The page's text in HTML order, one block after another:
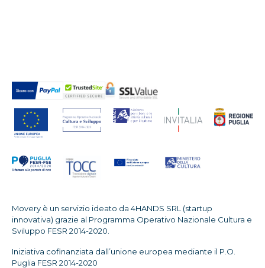
Movery è un servizio ideato da 4HANDS SRL (startup
innovativa) grazie al Programma Operativo Nazionale Cultura e
Sviluppo FESR 2014-2020.
Iniziativa cofinanziata dall’unione europea mediante il P.O.
Puglia FESR 2014-2020